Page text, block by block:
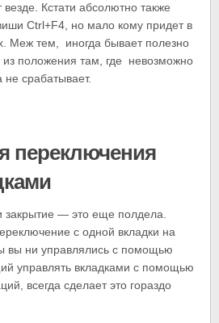
Кстати абсолютно также
Ctrl+F4, но мало кому придет в
Меж тем, иногда бывает полезно
из положения там, где невозможно
срабатывает.
переключения
закрытие — это еще полдела.
с одной вкладки на
вы ни управлялись с помощью
управлять вкладками с помощью
всегда сделает это гораздо